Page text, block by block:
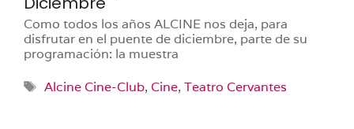
Como todos los años ALCINE nos deja, para
disfrutar en el puente de diciembre, parte de su
programación: la muestra
Etiquetas
Alcine Cine-Club, Cine, Teatro Cervantes